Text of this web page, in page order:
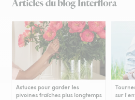
Articles du blog Interflora
Astuces pour garder les
pivoines fraîches plus longtemps
sur